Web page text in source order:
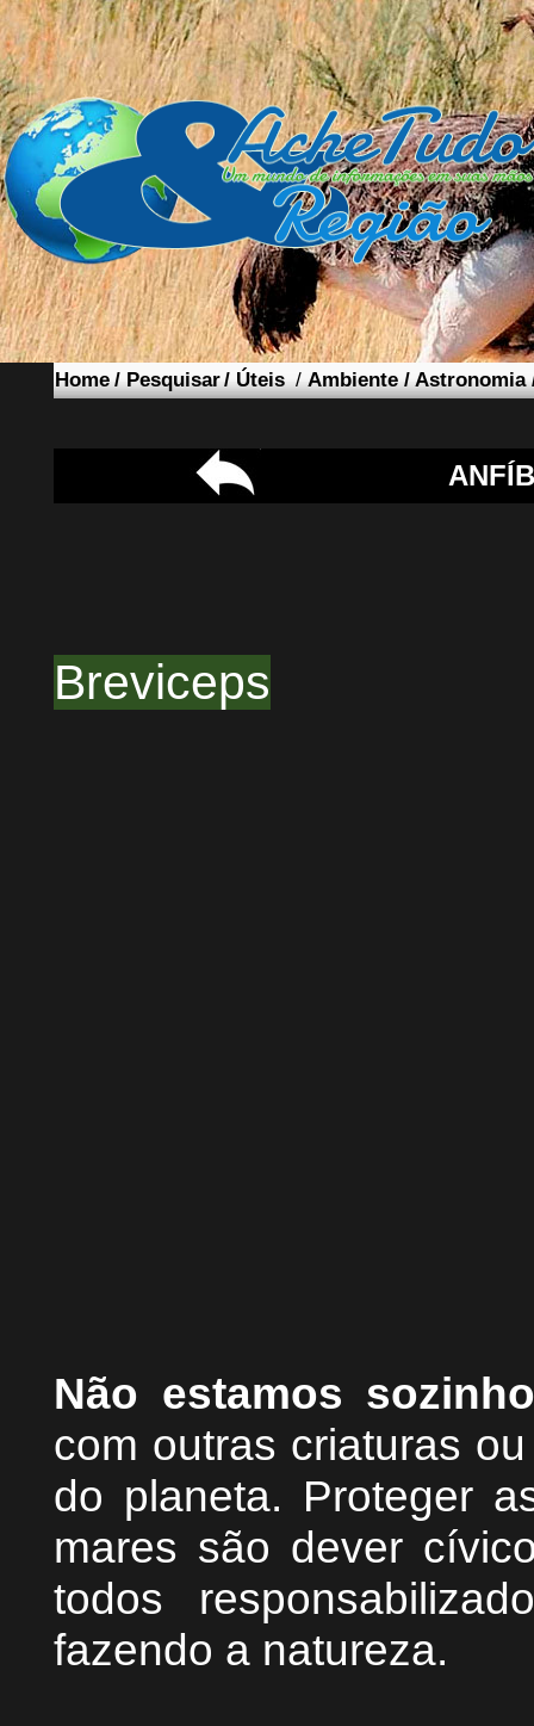
Home/Pesquisar/Úteis/Ambiente /Astronomia
Breviceps
Não estamos
com outras criaturas
do planeta. Proteger
mares são dever
todos
fazendo a natureza.